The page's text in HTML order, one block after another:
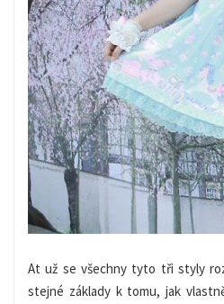
At už se všechny tyto tři styly
stejné základy k tomu, jak